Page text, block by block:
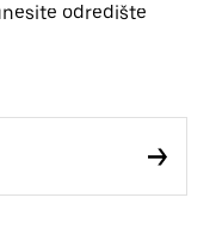
odredište